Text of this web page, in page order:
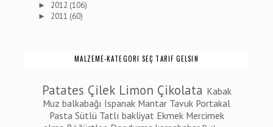
► 2012 (106)
► 2011 (60)
MALZEME-KATEGORI SEÇ TARIF GELSIN
Patates Çilek Limon Çikolata Kabak
Muz balkabağı Ispanak Mantar Tavuk Portakal
Pasta Sütlü Tatlı bakliyat Ekmek Mercimek